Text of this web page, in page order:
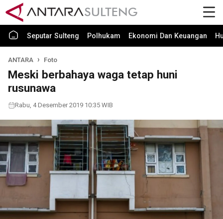
Seputar Sulteng Polhukam Ekonomi Dan Keuangan
ANTARA Foto
Meski berbahaya waga tetap huni
rusunawa
Rabu, 4 Desember 2019 10:35 WIB